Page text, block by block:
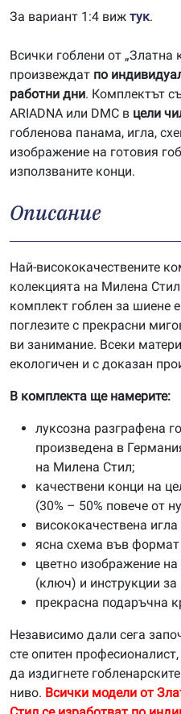
За вариант 1:4 виж тук.
Всички гоблени от „Златна
произвеждат по
работни дни. Комплектът
ARIADNA или DMC в цели
гобленова панама, игла,
изображение на готовия
използваните конци.
Описание
Най-висококачествените
колекцията на Милена
комплект гоблен за шиене
поглезите с прекрасни
ви занимание. Всеки
екологичен и с доказан
В комплекта ще намерите:
луксозна разграфена
произведена в
на Милена Стил;
качествени конци на
(30% – 50% повече от
висококачествена
ясна схема във
цветно изображение на
(ключ) и инструкции за
прекрасна подаръчна
Независимо дали сега
сте опитен
да издигнете
ниво. Всички модели от